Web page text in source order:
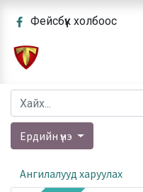
Фейсбүүк холбоос
Ердийн үнэ
Ангилалууд харуулах